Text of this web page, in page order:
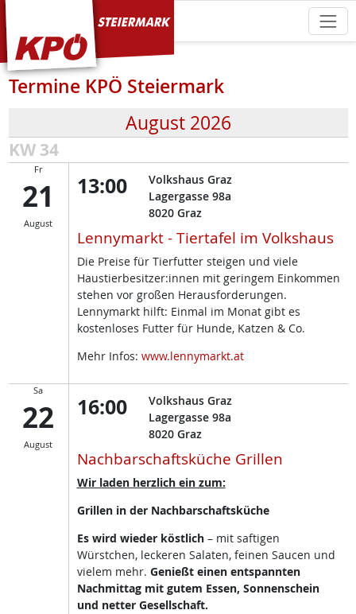
KPÖ Steiermark
Termine KPÖ Steiermark
August 2026
KW 34
Fr
21
August
13:00
Volkshaus Graz
Lagergasse 98a
8020 Graz
Lennymarkt - Tiertafel im Volkshaus
Die Preise für Tierfutter steigen und viele
Haustierbesitzer:innen mit geringem Einkommen
stehen vor großen Herausforderungen.
Lennymarkt hilft: Einmal im Monat gibt es
kostenloses Futter für Hunde, Katzen & Co.
Mehr Infos: www.lennymarkt.at
Sa
22
August
16:00
Volkshaus Graz
Lagergasse 98a
8020 Graz
Nachbarschaftsküche Grillen
Wir laden herzlich ein zum:
Grillen in der Nachbarschaftsküche
Es wird wieder köstlich – mit saftigen
Würstchen, leckeren Salaten, feinen Saucen und
vielem mehr. Genießt einen entspannten
Nachmittag mit gutem Essen, Sonnenschein
und netter Gesellschaft.